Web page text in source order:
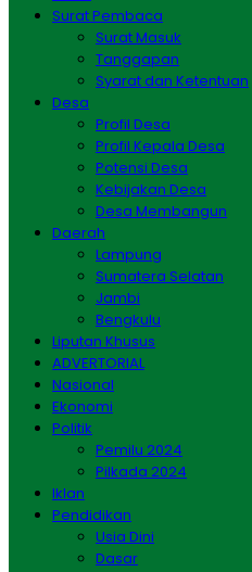
Surat Pembaca
Surat Masuk
Tanggapan
Syarat dan Ketentuan
Desa
Profil Desa
Profil Kepala Desa
Potensi Desa
Kebijakan Desa
Desa Membangun
Daerah
Lampung
Sumatera Selatan
Jambi
Bengkulu
Liputan Khusus
ADVERTORIAL
Nasional
Ekonomi
Politik
Pemilu 2024
Pilkada 2024
Iklan
Pendidikan
Usia Dini
Dasar